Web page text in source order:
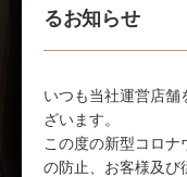
るお知らせ
いつも当社運営店舗
ざいます。
この度の新型コロ
の防止、お客様及び